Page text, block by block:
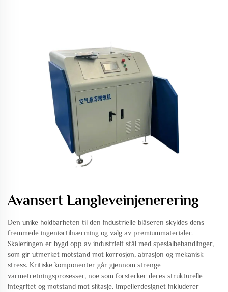
Avansert Langleveinjenerering
Den unike holdbarheten til den industrielle blåseren skyldes dens
fremmede ingeniørtilnærming og valg av premiummaterialer.
Skaleringen er bygd opp av industrielt stål med spesialbehandlinger,
som gir utmerket motstand mot korrosjon, abrasjon og mekanisk
stress. Kritiske komponenter går gjennom strenge
varmetretningsprosesser, noe som forsterker deres strukturelle
integritet og motstand mot slitasje. Impellerdesignet inkluderer